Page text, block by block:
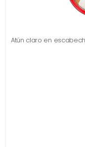
Atún claro en